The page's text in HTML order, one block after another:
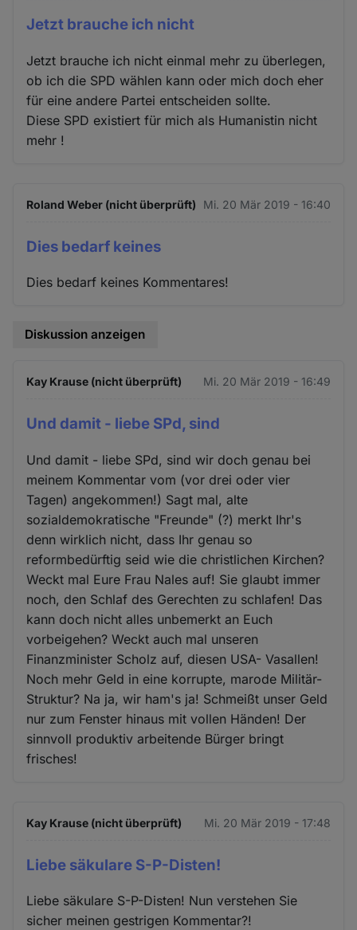
Jetzt brauche ich nicht
Jetzt brauche ich nicht einmal mehr zu überlegen,
ob ich die SPD wählen kann oder mich doch eher
für eine andere Partei entscheiden sollte.
Diese SPD existiert für mich als Humanistin nicht
mehr !
Roland Weber (nicht überprüft) Mi. 20 Mär 2019 - 16:40
Dies bedarf keines
Dies bedarf keines Kommentares!
Diskussion anzeigen
Kay Krause (nicht überprüft) Mi. 20 Mär 2019 - 16:49
Und damit - liebe SPd, sind
Und damit - liebe SPd, sind wir doch genau bei
meinem Kommentar vom (vor drei oder vier
Tagen) angekommen!) Sagt mal, alte
sozialdemokratische "Freunde" (?) merkt Ihr's
denn wirklich nicht, dass Ihr genau so
reformbedürftig seid wie die christlichen Kirchen?
Weckt mal Eure Frau Nales auf! Sie glaubt immer
noch, den Schlaf des Gerechten zu schlafen! Das
kann doch nicht alles unbemerkt an Euch
vorbeigehen? Weckt auch mal unseren
Finanzminister Scholz auf, diesen USA- Vasallen!
Noch mehr Geld in eine korrupte, marode Militär-
Struktur? Na ja, wir ham's ja! Schmeißt unser Geld
nur zum Fenster hinaus mit vollen Händen! Der
sinnvoll produktiv arbeitende Bürger bringt
frisches!
Kay Krause (nicht überprüft) Mi. 20 Mär 2019 - 17:48
Liebe säkulare S-P-Disten!
Liebe säkulare S-P-Disten! Nun verstehen Sie
sicher meinen gestrigen Kommentar?!